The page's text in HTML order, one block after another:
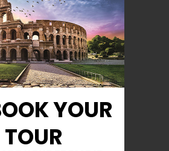
YOUR
TOUR
Fontana di Trevi
da parte del personale